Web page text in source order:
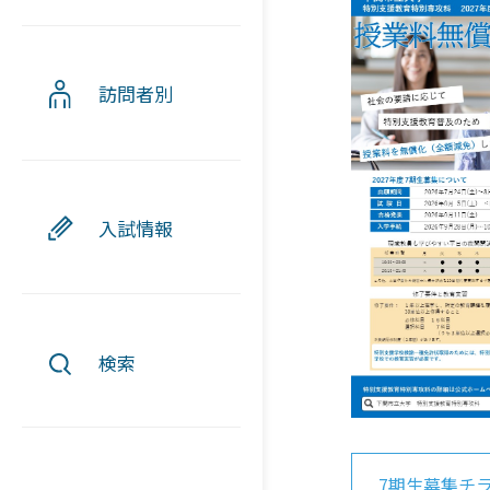
訪問者別
入試情報
検索
7期生募集チ